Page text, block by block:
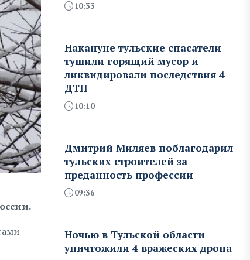
10:33
Накануне тульские спасатели
тушили горящий мусор и
ликвидировали последствия 4
ДТП
10:10
Дмитрий Миляев поблагодарил
тульских строителей за
преданность профессии
09:36
Ночью в Тульской области
уничтожили 4 вражеских дрона